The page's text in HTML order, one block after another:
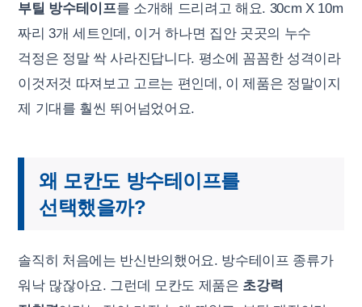
부틸 방수테이프를 소개해 드리려고 해요. 30cm X 10m
짜리 3개 세트인데, 이거 하나면 집안 곳곳의 누수
걱정은 정말 싹 사라진답니다. 평소에 꼼꼼한 성격이라
이것저것 따져보고 고르는 편인데, 이 제품은 정말이지
제 기대를 훨씬 뛰어넘었어요.
왜 모칸도 방수테이프를
선택했을까?
솔직히 처음에는 반신반의했어요. 방수테이프 종류가
워낙 많잖아요. 그런데 모칸도 제품은 초강력